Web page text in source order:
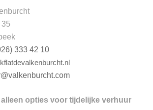
333 42 10
opties voor tijdelijke verhuur